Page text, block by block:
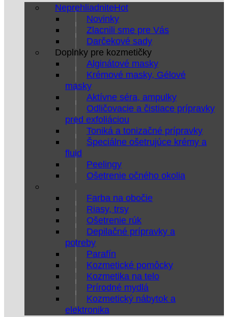
Neprehliadnite
Novinky
Zlacnili sme pre Vás
Darčekové sady
Doplnky pre kozmetičky
Alginátové masky
Krémové masky, Gélové
masky
Aktívne séra, ampulky
Odličovacie a čistiace prípravky
pred exfoliáciou
Toniká a tonizačné prípravky
Špeciálne ošetrujúce krémy a
fluid
Peelingy
Ošetrenie očného okolia
Farba na obočie
Riasy, trsy
Ošetrenie rúk
Depilačné prípravky a
potreby
Parafín
Kozmetické pomôcky
Kozmetika na telo
Prírodné mydlá
Kozmetický nábytok a
elektronika